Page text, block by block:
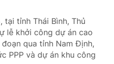
tại tỉnh Thái Bình, Thủ
lễ khởi công dự án cao
qua tỉnh Nam Định,
PPP và dự án khu công